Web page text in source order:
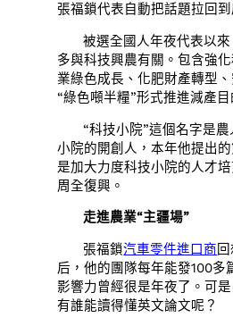
張福鎖代表自動把話題拉回到
被選全國人年夜代表以
多與科技興農有關。包含強
業綠色成長、化肥財產轉型
“綠色噸半糧”形式推進減產目
“科技小院”這個名字是
小院的開創人，本年他提出
是加大力度科技小院的人才
周全復興。
走進農業“主疆場”
張福鎖汽車零件進口商
后，他的團隊每年能發100多
影響力曾經很是年夜了。可
有誰能讀得懂英文論文呢？